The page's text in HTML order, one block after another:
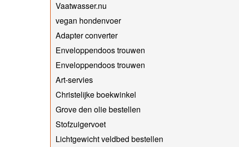
Vaatwasser.nu
vegan hondenvoer
Adapter converter
Enveloppendoos trouwen
Enveloppendoos trouwen
Art-servies
Christelijke boekwinkel
Grove den olie bestellen
Stofzuigervoet
Lichtgewicht veldbed bestellen